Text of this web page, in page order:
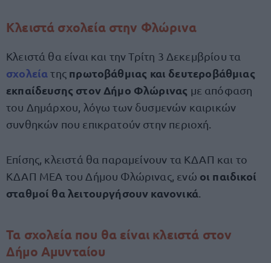
Κλειστά σχολεία στην Φλώρινα
Κλειστά θα είναι και την Τρίτη 3 Δεκεμβρίου τα
σχολείατης πρωτοβάθμιας και δευτεροβάθμιας
εκπαίδευσης στον Δήμο Φλώρινας με απόφαση
του Δημάρχου, λόγω των δυσμενών καιρικών
συνθηκών που επικρατούν στην περιοχή.
Επίσης, κλειστά θα παραμείνουν τα ΚΔΑΠ και το
ΚΔΑΠ ΜΕΑ του Δήμου Φλώρινας, ενώ οι παιδικοί
σταθμοί θα λειτουργήσουν κανονικά
Τα σχολεία που θα είναι κλειστά στον
Δήμο Αμυνταίου